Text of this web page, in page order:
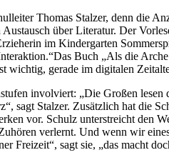
Thomas Stalzer, denn die
über Literatur. Der
im Kindergarten
Buch „Als die
wichtig, gerade im digitalen
involviert: „Die Großen
sagt Stalzer. Zusätzlich hat die
vor. Schulz unterstreicht den
verlernt. Und wenn wir
Freizeit“, sagt sie, „das macht